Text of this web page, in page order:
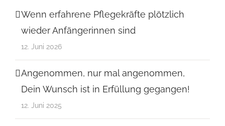
Wenn erfahrene Pflegekräfte plötzlich
wieder Anfängerinnen sind
12. Juni 2026
Angenommen, nur mal angenommen,
Dein Wunsch ist in Erfüllung gegangen!
12. Juni 2025